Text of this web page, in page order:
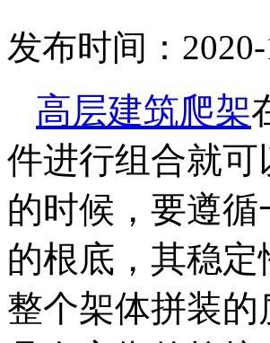
发布时间：
高层建筑爬架
件进行组合就
的时候，要遵
的根底，其稳
整个架体拼装